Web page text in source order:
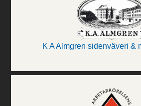
K A Almgren sidenväveri &